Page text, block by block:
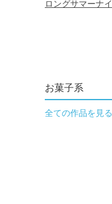
お菓子系
全ての作品を見る